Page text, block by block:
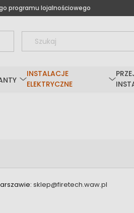
programu lojalnościowego
INSTALACJE
ELEKTRYCZNE
sklep@firetech.waw.pl